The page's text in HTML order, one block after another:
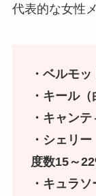
代表的な女性
・ベルモ
・キール
・キャン
・シェリ
度数15～
・キュラ